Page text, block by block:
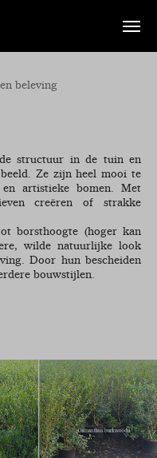
Toggle
beleving
structuur in de tuin en
Ze zijn heel mooi te
artistieke bomen. Met
creëren of strakke
borsthoogte (hoger kan
wilde natuurlijke look
Door hun bescheiden
bouwstijlen.